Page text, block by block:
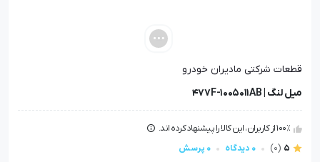
قطعات شرکتی مادیران خودرو
میل لنگ | 477F-1005011AB
100٪ از کاربران، این کالا را پیشنهاد کرده اند.
5
(0) 0 دیدگاه 0 پرسش